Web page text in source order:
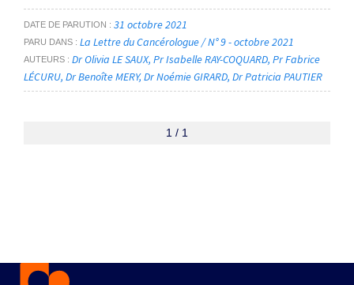
DATE DE PARUTION 31 octobre 2021
PARU DANS La Lettre du Cancérologue / N° 9 - octobre 2021
AUTEURS Dr Olivia LE SAUX Pr Isabelle RAY-COQUARD Pr Fabrice
LÉCURU Dr Benoîte MERY Dr Noémie GIRARD Dr Patricia PAUTIER
1 / 1